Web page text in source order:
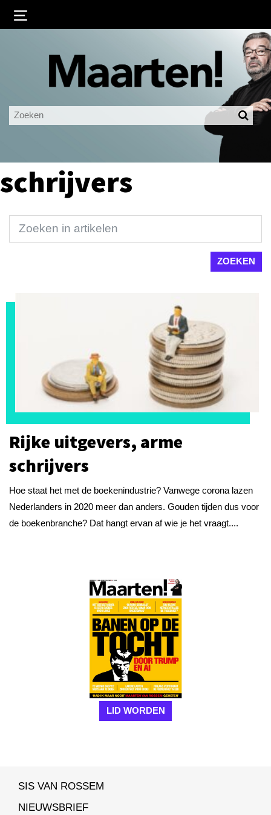
Ingelogd blijven
LOGIN
schrijvers
Rijke uitgevers, arme
schrijvers
Hoe staat het met de boekenindustrie? Vanwege corona lazen
Nederlanders in 2020 meer dan anders. Gouden tijden dus voor
de boekenbranche? Dat hangt ervan af wie je het vraagt....
LID WORDEN
SIS VAN ROSSEM
NIEUWSBRIEF